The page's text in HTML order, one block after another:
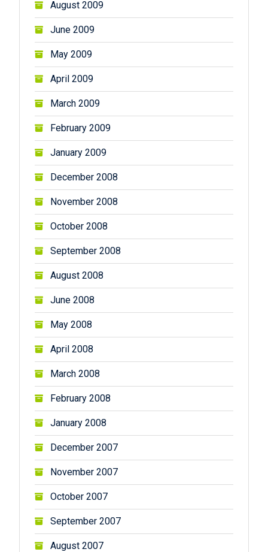
August 2009
June 2009
May 2009
April 2009
March 2009
February 2009
January 2009
December 2008
November 2008
October 2008
September 2008
August 2008
June 2008
May 2008
April 2008
March 2008
February 2008
January 2008
December 2007
November 2007
October 2007
September 2007
August 2007